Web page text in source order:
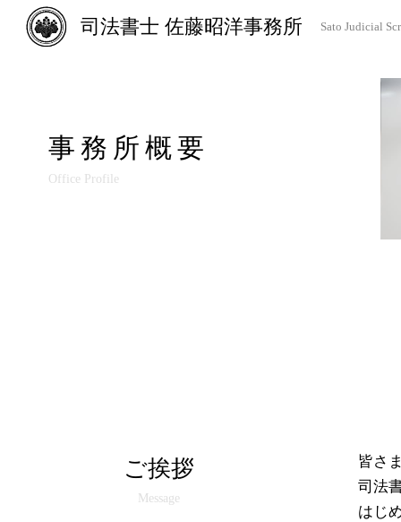
司法書士 佐藤昭洋事務所 Sato Judicial
事務所概要
Office Profile
ご挨拶
Message
皆さ
司法
はじ